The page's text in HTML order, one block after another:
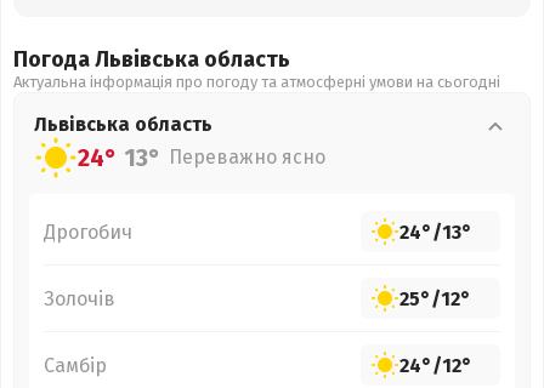
Погода Львівська область
Актуальна інформація про погоду та атмосферні умови на сьогодні
Львівська область
24° 13° Переважно ясно
Дрогобич 24°/13°
Золочів 25°/12°
Самбір 24°/12°